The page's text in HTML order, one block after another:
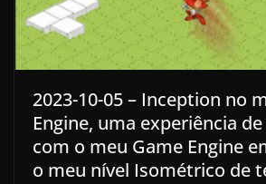
2023-10-05 – Inception no
Engine, uma experiência
com o meu Game Engine
o meu nível Isométrico de